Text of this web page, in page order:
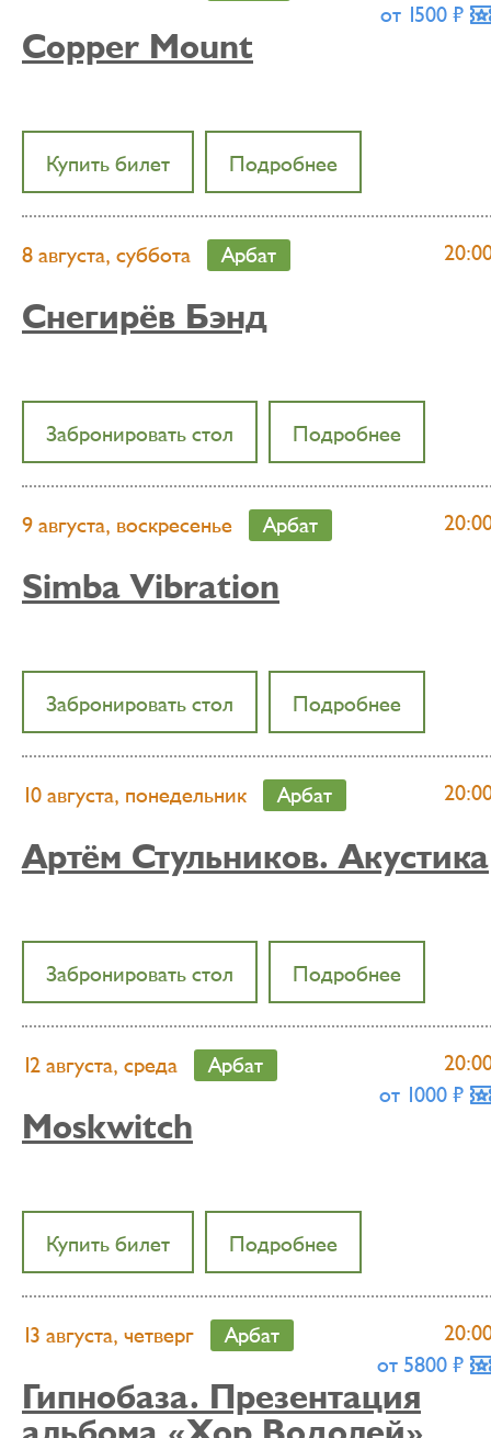
от 1500 ₶
Copper Mount
Купить билет Подробнее
8 августа, суббота Арбат
Снегирёв Бэнд
Забронировать стол Подробнее
9 августа, воскресенье Арбат
Simba Vibration
Забронировать стол Подробнее
10 августа, понедельник Арбат
Артём Стульников. Акустика
Забронировать стол Подробнее
12 августа, среда Арбат
от 1000 ₶
Moskwitch
Купить билет Подробнее
13 августа, четверг Арбат
от 5800 ₶
Гипнобаза. Презентация